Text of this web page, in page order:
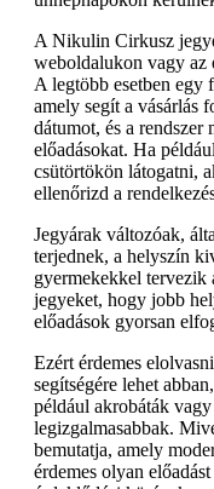
A Nikulin Cirkusz
weboldalukon vagy az
A legtöbb esetben egy
amely segít a vásárlás
dátumot, és a rendszer
előadásokat. Ha
csütörtökön látogatni,
ellenőrizd a
Jegyárak változóak,
terjednek, a helyszín
gyermekekkel tervezik
jegyeket, hogy jobb
előadások gyorsan
Ezért érdemes
segítségére lehet
például akrobáták
legizgalmasabbak.
bemutatja, amely
érdemes olyan